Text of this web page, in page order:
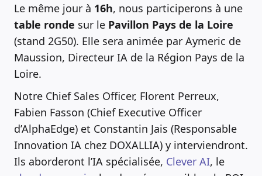
Le même jour à 16h, nous participerons à une
table ronde sur le Pavillon Pays de la Loire
(stand 2G50). Elle sera animée par Aymeric de
Maussion, Directeur IA de la Région Pays de la
Loire.
Notre Chief Sales Officer, Florent Perreux,
Fabien Fasson (Chief Executive Officer
d’AlphaEdge) et Constantin Jais (Responsable
Innovation IA chez DOXALLIA) y interviendront.
Ils aborderont l’IA spécialisée, Clever AI, le